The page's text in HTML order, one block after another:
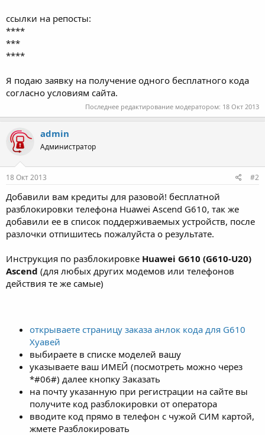
ссылки на репосты:
****
***
****
Я подаю заявку на получение одного бесплатного кода
согласно условиям сайта.
Последнее редактирование модератором: 18 Окт 2013
admin
Администратор
18 Окт 2013 #2
Добавили вам кредиты для разовой! бесплатной
разблокировки телефона Huawei Ascend G610, так же
добавили ее в список поддерживаемых устройств, после
разлочки отпишитесь пожалуйста о результате.
Инструкция по разблокировке Huawei G610 (G610-U20)
Ascend (для любых других модемов или телефонов
действия те же самые)
открываете страницу заказа анлок кода для G610
Хуавей
выбираете в списке моделей вашу
указываете ваш ИМЕЙ (посмотреть можно через
*#06#) далее кнопку Заказать
на почту указанную при регистрации на сайте вы
получите код разблокировки от оператора
вводите код прямо в телефон с чужой СИМ картой,
жмете Разблокировать